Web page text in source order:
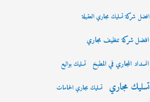
افضل شركة تسليك مجاري العقيلة
افضل شركة تنظيف مجاري
انسداد المجاري في المطبخ تسليك بواليع
تسليك مجاري تسليك مجاري الحمامات